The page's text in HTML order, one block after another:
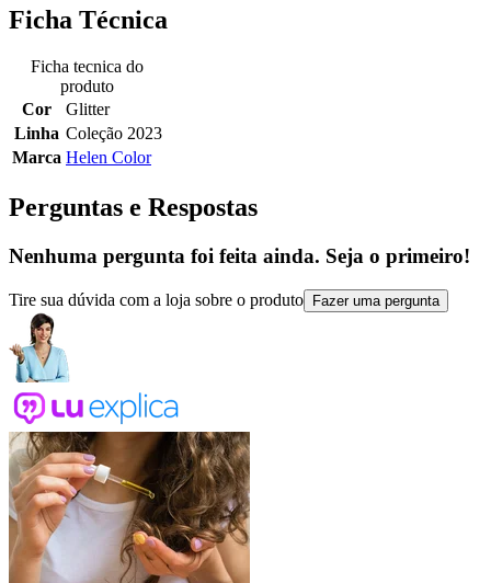
Ficha Técnica
Ficha tecnica do
produto
Cor
Glitter
Linha Coleção 2023
Marca Helen Color
Perguntas e Respostas
Nenhuma pergunta foi feita ainda. Seja o primeiro!
Tire sua dúvida com a loja sobre o produto Fazer uma pergunta